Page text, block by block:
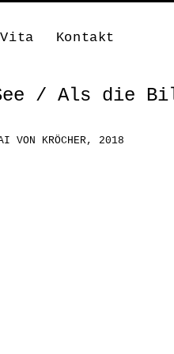
Vita Kontakt
See / Als die
VON KRÖCHER, 2018